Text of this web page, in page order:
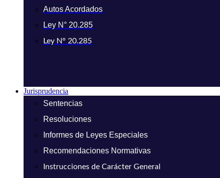
Autos Acordados
Ley N° 20.285
Ley N° 20.285
Jurisprudencia
Sentencias
Resoluciones
Informes de Leyes Especiales
Recomendaciones Normativas
Instrucciones de Carácter General